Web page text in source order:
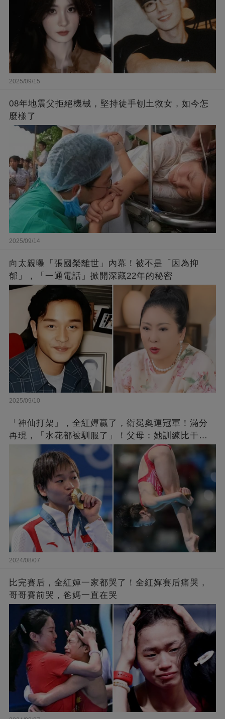
2025/09/15
08年地震父拒絕機械，堅持徒手刨土救女，如今怎
麼樣了
2025/09/14
向太親曝「張國榮離世」內幕！被不是「因為抑
郁」，「一通電話」掀開深藏22年的秘密
2025/09/10
「神仙打架」，全紅嬋贏了，衛冕奧運冠軍！滿分
再現，「水花都被馴服了」！父母：她訓練比干農
活累百倍！陳芋汐惜敗，獲得銀牌
2024/08/07
比完賽后，全紅嬋一家都哭了！全紅嬋賽后痛哭，
哥哥賽前哭，爸媽一直在哭